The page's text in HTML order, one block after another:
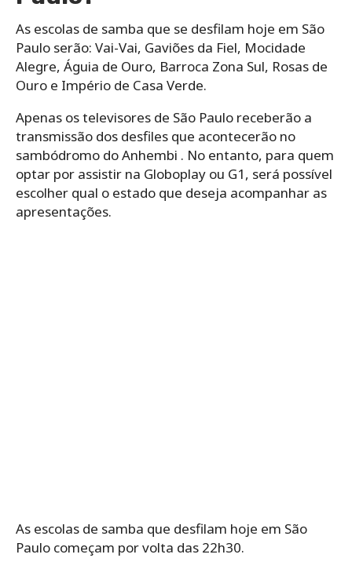
As escolas de samba que se desfilam hoje em São
Paulo serão: Vai-Vai, Gaviões da Fiel, Mocidade
Alegre, Águia de Ouro, Barroca Zona Sul, Rosas de
Ouro e Império de Casa Verde.
Apenas os televisores de São Paulo receberão a
transmissão dos desfiles que acontecerão no
sambódromo do Anhembi . No entanto, para quem
optar por assistir na Globoplay ou G1, será possível
escolher qual o estado que deseja acompanhar as
apresentações.
As escolas de samba que desfilam hoje em São
Paulo começam por volta das 22h30.